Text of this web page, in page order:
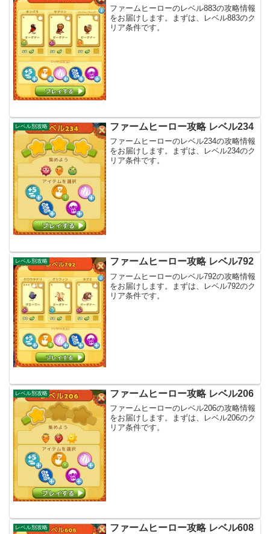
ファームヒーローのレベル883の攻略情報
をお届けします。まずは、レベル883のク
リア条件です。
レベル別攻略 ファームヒーロー攻略 レベル234
ファームヒーローのレベル234の攻略情報
をお届けします。まずは、レベル234のク
リア条件です。
レベル別攻略 ファームヒーロー攻略 レベル792
ファームヒーローのレベル792の攻略情報
をお届けします。まずは、レベル792のク
リア条件です。
レベル別攻略 ファームヒーロー攻略 レベル206
ファームヒーローのレベル206の攻略情報
をお届けします。まずは、レベル206のク
リア条件です。
レベル別攻略 ファームヒーロー攻略 レベル608